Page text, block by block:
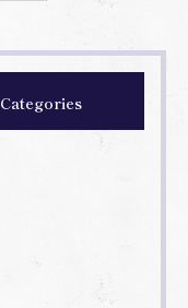
Categories